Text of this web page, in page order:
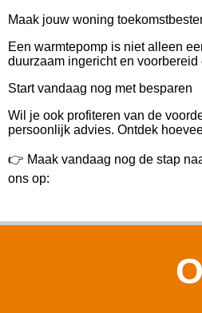
Maak jouw woning
Een warmtepomp is niet alleen
duurzaam ingericht en
Start vandaag nog met besparen
Wil je ook profiteren van de
persoonlijk advies. Ontdek
👉 Maak vandaag nog de stap
ons op: